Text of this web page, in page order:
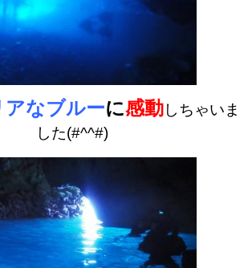
アなブルーに感動しちゃいま
した(#^^#)